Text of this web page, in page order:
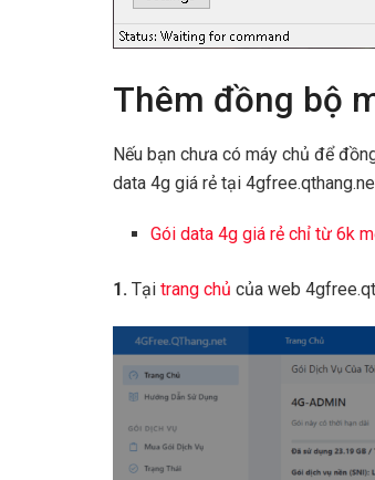
Thêm đồng bộ
Nếu bạn chưa có máy chủ để
data 4g giá rẻ tại
Gói data 4g giá rẻ chỉ từ 6k
1. Tại trang chủ của web